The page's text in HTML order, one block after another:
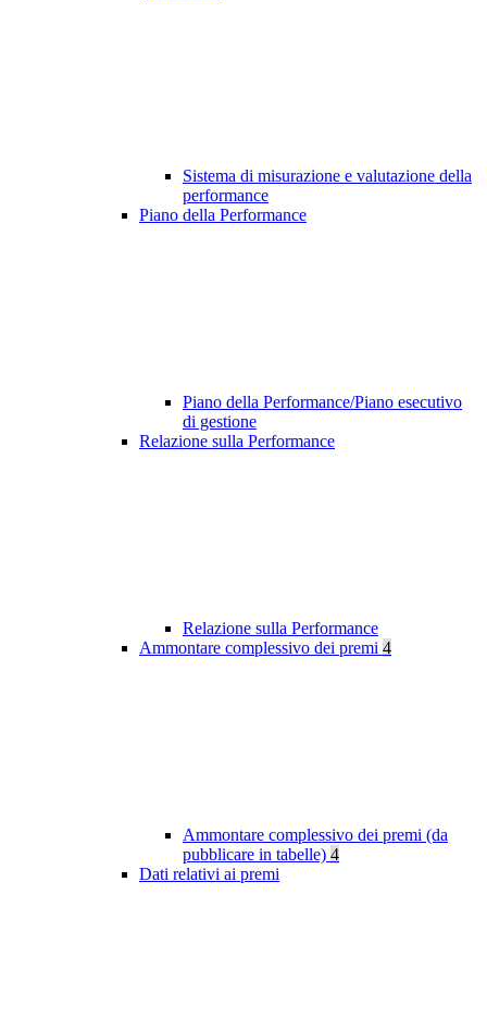
Sistema di misurazione e valutazione della
performance
Piano della Performance
Piano della Performance/Piano esecutivo
di gestione
Relazione sulla Performance
Relazione sulla Performance
Ammontare complessivo dei premi 4
Ammontare complessivo dei premi (da
pubblicare in tabelle) 4
Dati relativi ai premi